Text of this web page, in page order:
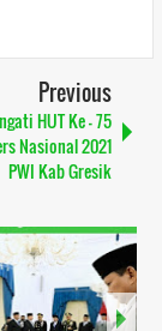
Previous
HUT Ke - 75
Nasional 2021
PWI Kab Gresik